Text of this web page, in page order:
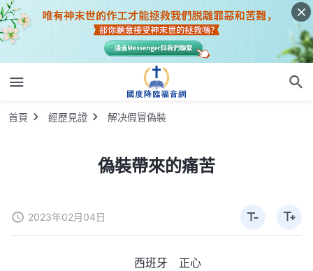
首頁 經歷見證 解决假冒偽裝
偽裝帶來的痛苦
2023年02月04日
西班牙 正心